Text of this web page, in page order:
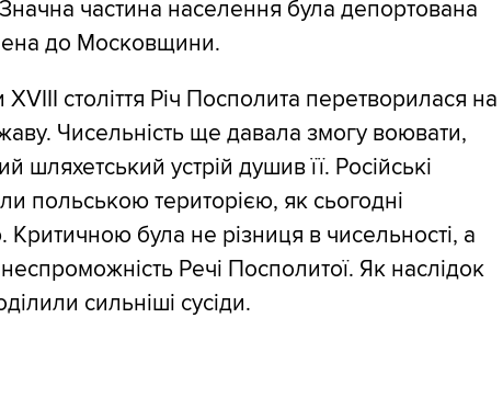
частина населення була депортована
до Московщини.
століття Річ Посполита перетворилася на
Чисельність ще давала змогу воювати,
шляхетський устрій душив її. Російські
польською територією, як сьогодні
Критичною була не різниця в чисельності, а
неспроможність Речі Посполитої. Як наслідок
сильніші сусіди.